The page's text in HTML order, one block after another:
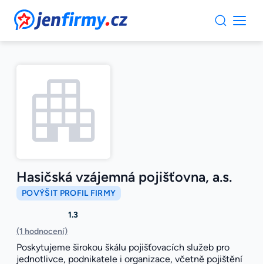
JenFirmy.cz
Hasičská vzájemná pojišťovna, a.s.
POVÝŠIT PROFIL FIRMY
1.3
(1 hodnocení)
Poskytujeme širokou škálu pojišťovacích služeb pro
jednotlivce, podnikatele i organizace, včetně pojištění